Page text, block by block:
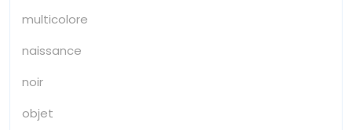
multicolore
naissance
noir
objet